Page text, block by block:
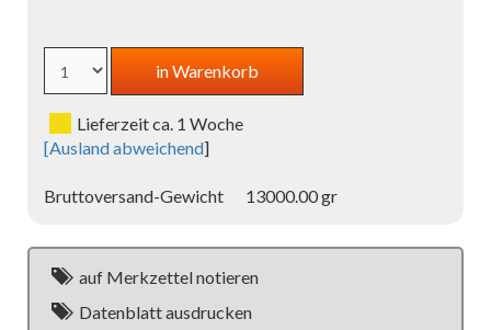
Lieferzeit ca. 1 Woche
[Ausland abweichend]
Bruttoversand-Gewicht 13000.00 gr
auf Merkzettel notieren
Datenblatt ausdrucken